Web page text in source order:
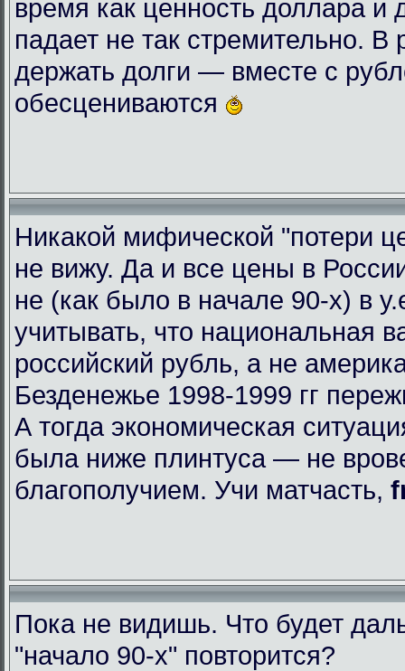
время как ценность доллара и
падает не так стремительно. В
держать долги — вместе с
обесцениваются
Никакой мифической "потери
не вижу. Да и все цены в
не (как было в начале 90-х) в
учитывать, что национальная
российский рубль, а не
Безденежье 1998-1999 гг
А тогда экономическая
была ниже плинтуса — не
благополучием. Учи матчасть,
Пока не видишь. Что будет
"начало 90-х" повторится?